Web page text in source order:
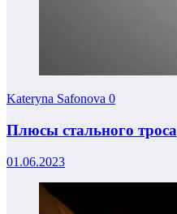
Kateryna Safonova 0
Плюсы стального троса
01.06.2023